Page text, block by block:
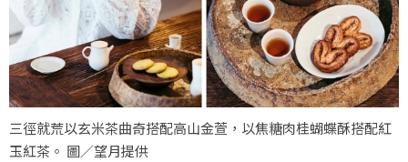
三徑就荒以玄米茶曲奇搭配高山金萱，以焦糖肉桂蝴蝶酥搭配紅
玉紅茶。 圖／望月提供